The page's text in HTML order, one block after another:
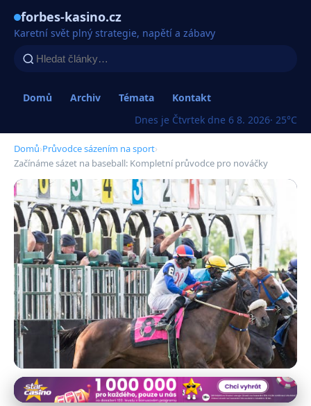
forbes-kasino.cz
Karetní svět plný strategie, napětí a zábavy
Domů Archiv Témata
Kontakt
Dnes je Čtvrtek dne 6 8. 2026· 25°C
Domů›Průvodce sázením na sport›
Začínáme sázet na baseball: Kompletní průvodce pro nováčky
Průvodce sázením na sport